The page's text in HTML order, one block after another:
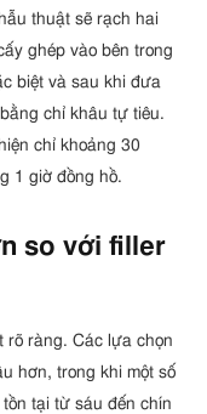
thuật sẽ rạch hai
ghép vào bên trong
biệt và sau khi đưa
chỉ khâu tự tiêu.
chỉ khoảng 30
1 giờ đồng hồ.
so với filler
rõ ràng. Các lựa chọn
hơn, trong khi một số
tại từ sáu đến chín